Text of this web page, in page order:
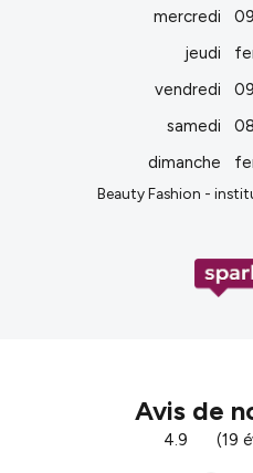
mercredi
jeudi
vendredi
samedi
dimanche
Beauty Fashion -
Avis de
4.9 (19